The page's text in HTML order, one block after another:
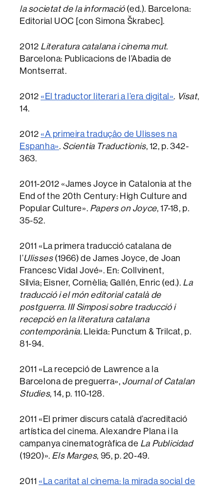
la societat de la informació (ed.). Barcelona:
Editorial UOC [con Simona Škrabec].
2012 Literatura catalana i cinema mut.
Barcelona: Publicacions de l’Abadia de
Montserrat.
2012 «El traductor literari a l’era digital». Visat,
14.
2012 «A primeira traduçâo de Ulisses na
Espanha». Scientia Traductionis, 12, p. 342-
363.
2011-2012 «James Joyce in Catalonia at the
End of the 20th Century: High Culture and
Popular Culture». Papers on Joyce, 17-18, p.
35-52.
2011 «La primera traducció catalana de
l’Ulisses(1966) de James Joyce, de Joan
Francesc Vidal Jové». En: Collvinent,
Sílvia; Eisner, Cornèlia; Gallén, Enric (ed.). La
traducció i el món editorial català de
postguerra. III Simposi sobre traducció i
recepció en la literatura catalana
contemporània. Lleida: Punctum & Trilcat, p.
81-94.
2011 «La recepció de Lawrence a la
Barcelona de preguerra», Journal of Catalan
Studies, 14, p. 110-128.
2011 «El primer discurs català d’acreditació
artística del cinema. Alexandre Plana i la
campanya cinematogràfica de La Publicidad
(1920)». Els Marges, 95, p. 20-49.
2011 «La caritat al cinema: la mirada social de